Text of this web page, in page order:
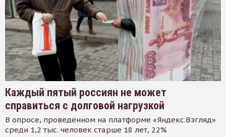
Каждый пятый россиян не может
справиться с долговой нагрузкой
В опросе, проведенном на платформе «Яндекс.Взгляд»
среди 1,2 тыс. человек старше 18 лет, 22%